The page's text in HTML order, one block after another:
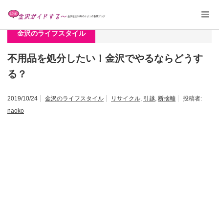
ホーム 不用品を処分したい！金沢でやるならどうする？
金沢のライフスタイル
不用品を処分したい！金沢でやるならどうす
る？
2019/10/24 金沢のライフスタイル リサイクル, 引越, 断捨離
投稿者:
naoko